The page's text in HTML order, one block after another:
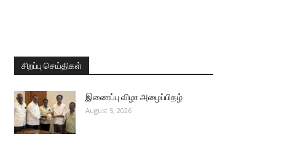
சிறப்பு செய்திகள்
இணைப்பு விழா அழைப்பிதழ்
August 5, 2026